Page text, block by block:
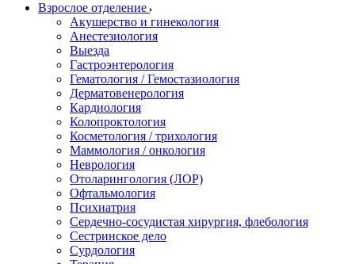
Взрослое отделение
Акушерство и гинекология
Анестезиология
Выезда
Гастроэнтерология
Гематология / Гемостазиология
Дерматовенерология
Кардиология
Колопроктология
Косметология / трихология
Маммология / онкология
Неврология
Отоларингология (ЛОР)
Офтальмология
Психиатрия
Сердечно-сосудистая хирургия, флебология
Сестринское дело
Сурдология